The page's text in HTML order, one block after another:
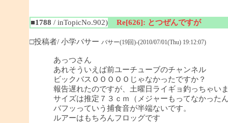
■1788 / inTopicNo.902) Re[626]: とつぜんですが
□投稿者/ 小学バサー バサー(19回)-(2010/07/01(Thu) 19:12:07)
あっつさん
あれそういえば前ユーチューブのチャンネル
ビックバスＯＯＯＯＯじゃなかったですか？
報告遅れたのですが、土曜日ライギョ釣っちゃい
サイズは推定７３ｃｍ（メジャーもってなかった
バフッっていう捕食音が半端ないです。
ルアーはもちろんフロッグです